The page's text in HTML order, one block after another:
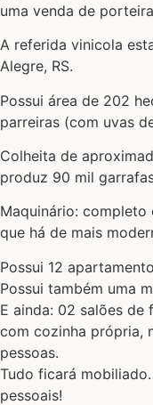
uma venda de
A referida vinicola
Alegre, RS.
Possui área de 202
parreiras (com uvas
Colheita de
produz 90 mil
Maquinário:
que há de mais
Possui 12
Possui também uma
E ainda: 02 salões de
com cozinha própria,
pessoas.
Tudo ficará
pessoais!